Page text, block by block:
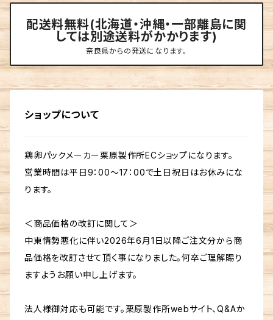
配送料無料(北海道・沖縄・一部離島に関
しては別途送料がかかります)
奈良県からの発送になります。
ショップについて
鶏卵パックメーカー栗原製作所ECショップになります。
営業時間は平日9：00～17：00で土日祝日はお休みにな
ります。
＜商品価格の改訂に関して＞
中東情勢悪化に伴い2026年6月1日以降ご注文分から商
品価格を改訂させて頂く事になりました。何卒ご理解賜り
ますようお願い申し上げます。
法人様御対応も可能です。栗原製作所webサイト、Q&Aか